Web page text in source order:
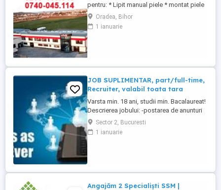
pentru: * Lipit manual piele * montat piele
pe volane * operatori Producție - Un singur
schimb, 8 ore zi - experienta nu este
necesara - Trainingul personalului se face
Oradea, Bihor
1 ianuarie
JOB SUPLIMENTAR, part/full-time,
Recruiter, valabil toata tara
Varsta min. 18 ani, studii min. Bacalaureat!
Descrierea jobului: -postarea de anunturi
de colaborare pe internet, ziare -selectia
CV-urilor -programari interviuri -interviu cu
candidatii si testarea acestora -selectia
Sector 2, Bucuresti
1 ianuarie
Angajăm 2 Specialiști SSM |